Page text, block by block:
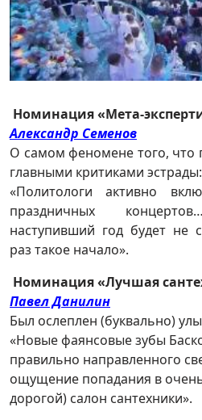
Номинация «Мета-
Александр Семенов
О самом феномене того, что
главными критиками эстрады:
«Политологи активно
праздничных
наступивший год будет не
раз такое начало».
Номинация «Лучшая
Павел Данилин
Был ослеплен (буквально)
«Новые фаянсовые зубы
правильно направленного
ощущение попадания в
дорогой) салон сантехники».